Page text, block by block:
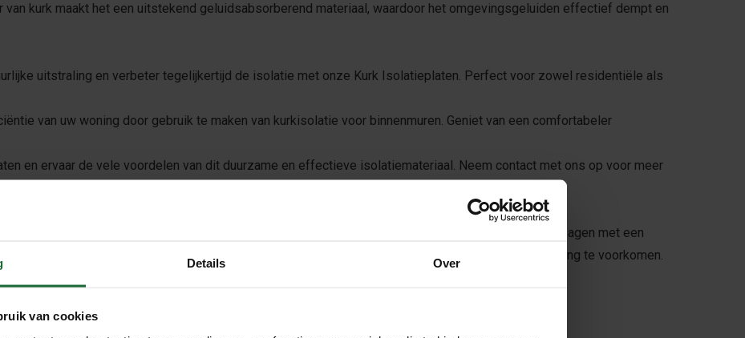
Details Over
van cookies
van kurk maakt het een uitstekend geluidsabsorberend materiaal, waardoor het omgevingsgeluiden effectief dempt en
uitstraling en verbeter tegelijkertijd de isolatie met onze Kurk Isolatieplaten. Perfect voor zowel residentiële als
van uw woning door gebruik te maken van kurkisolatie voor binnenmuren. Geniet van een comfortabeler
en ervaar de vele voordelen van dit duurzame en effectieve isolatiemateriaal. Neem contact met ons op voor meer
ruimte waar het wordt verwerkt. Controleer vervolgens de afmeting, indien nodig kunt u de platen zagen met een
resultaat adviseren wij om de kurkplaten onderling tegen elkaar te verlijmen met houtlijm, om werking te voorkomen.